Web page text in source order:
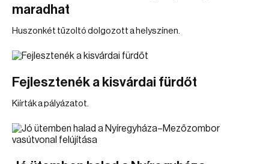
maradhat
Huszonkét tűzoltó dolgozott a helyszínen.
Fejlesztenék a kisvárdai fürdőt
Kiírták a pályázatot.